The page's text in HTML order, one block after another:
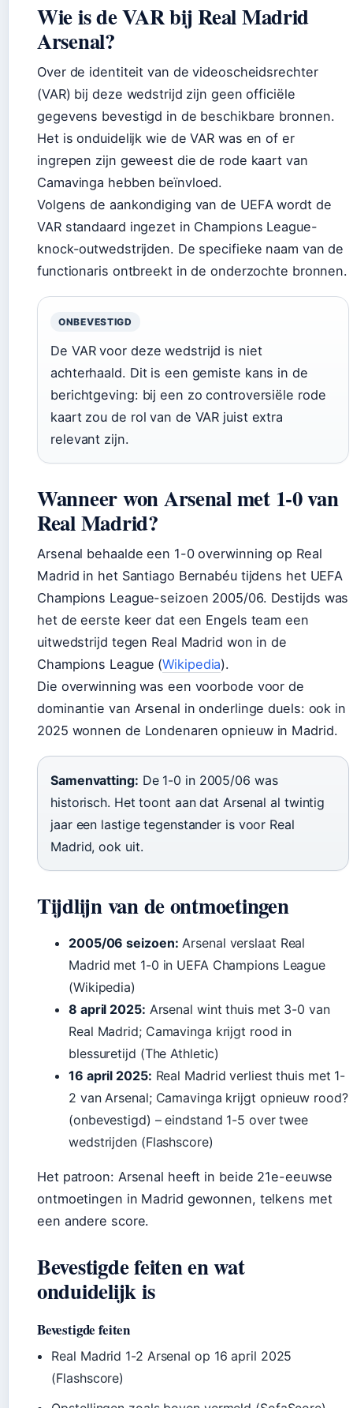
Wie is de VAR bij Real Madrid
Arsenal?
Over de identiteit van de videoscheidsrechter
(VAR) bij deze wedstrijd zijn geen officiële
gegevens bevestigd in de beschikbare bronnen.
Het is onduidelijk wie de VAR was en of er
ingrepen zijn geweest die de rode kaart van
Camavinga hebben beïnvloed.
Volgens de aankondiging van de UEFA wordt de
VAR standaard ingezet in Champions League-
knock-outwedstrijden. De specifieke naam van de
functionaris ontbreekt in de onderzochte bronnen.
ONBEVESTIGD
De VAR voor deze wedstrijd is niet
achterhaald. Dit is een gemiste kans in de
berichtgeving: bij een zo controversiële rode
kaart zou de rol van de VAR juist extra
relevant zijn.
Wanneer won Arsenal met 1-0 van
Real Madrid?
Arsenal behaalde een 1-0 overwinning op Real
Madrid in het Santiago Bernabéu tijdens het UEFA
Champions League-seizoen 2005/06. Destijds was
het de eerste keer dat een Engels team een
uitwedstrijd tegen Real Madrid won in de
Champions League (Wikipedia).
Die overwinning was een voorbode voor de
dominantie van Arsenal in onderlinge duels: ook in
2025 wonnen de Londenaren opnieuw in Madrid.
Samenvatting: De 1-0 in 2005/06 was
historisch. Het toont aan dat Arsenal al twintig
jaar een lastige tegenstander is voor Real
Madrid, ook uit.
Tijdlijn van de ontmoetingen
2005/06 seizoen: Arsenal verslaat Real
Madrid met 1-0 in UEFA Champions League
(Wikipedia)
8 april 2025: Arsenal wint thuis met 3-0 van
Real Madrid; Camavinga krijgt rood in
blessuretijd (The Athletic)
16 april 2025: Real Madrid verliest thuis met 1-
2 van Arsenal; Camavinga krijgt opnieuw rood?
(onbevestigd) – eindstand 1-5 over twee
wedstrijden (Flashscore)
Het patroon: Arsenal heeft in beide 21e-eeuwse
ontmoetingen in Madrid gewonnen, telkens met
een andere score.
Bevestigde feiten en wat
onduidelijk is
Bevestigde feiten
Real Madrid 1-2 Arsenal op 16 april 2025
(Flashscore)